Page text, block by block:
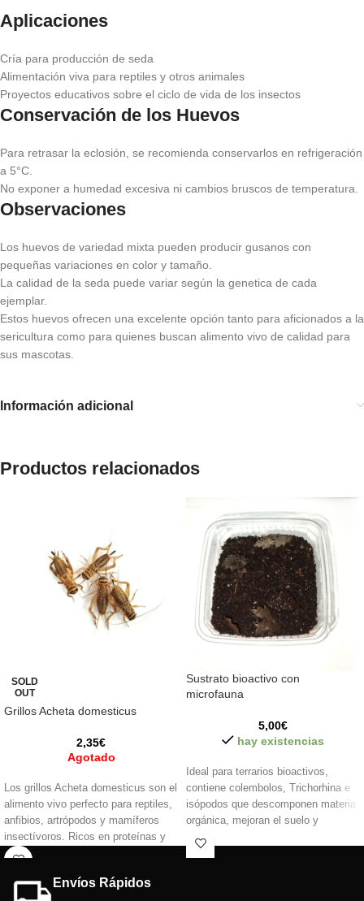
Aplicaciones
Cría para producción de seda
Alimentación viva para reptiles y otros animales
Proyectos educativos sobre el ciclo de vida de los insectos
Conservación de los Huevos
Para retrasar la eclosión, se recomienda conservarlos en refrigeración
a 5°C.
No exponer a humedad excesiva ni cambios bruscos de temperatura.
Observaciones
Los huevos de variedad mixta pueden producir gusanos con
pequeñas variaciones en color y tamaño.
La calidad de la seda puede variar según la genetica de cada
ejemplar.
Estos huevos ofrecen una excelente opción tanto para aficionados a la
sericultura como para quienes buscan alimento vivo de calidad para
sus mascotas.
Información adicional
Productos relacionados
SOLD
OUT
Grillos Acheta domesticus
2,35€
Agotado
Los grillos Acheta domesticus son el
alimento vivo perfecto para reptiles,
anfibios, artrópodos y mamíferos
insectívoros. Ricos en proteínas y
minerales, estimulan el instinto de
completa. ¡Calidad garantizada!
Sustrato bioactivo con
microfauna
5,00€
hay existencias
Ideal para terrarios bioactivos,
contiene colembolos, Trichorhina e
isópodos que descomponen materia
orgánica, mejoran el suelo y
controlan plagas. Promueve un
Envíos Rápidos